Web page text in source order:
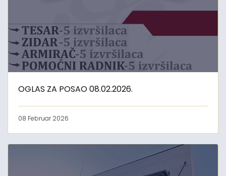
OGLAS ZA POSAO 08.02.2026.
08 Februar 2026